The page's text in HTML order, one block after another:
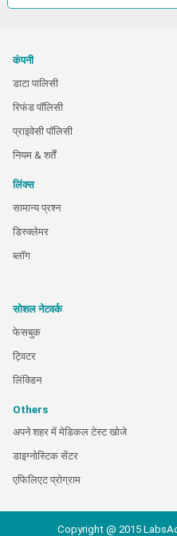
कंपनी
डाटा पालिसी
रिफंड पॉलिसी
प्राइवेसी पॉलिसी
नियम & शर्तें
लिंक्स
सामान्य प्रश्न
डिस्क्लेमर
ब्लॉग
सोशल नेटवर्क
फेसबुक
ट्विटर
लिंक्डिन
Others
अपने शहर में मेडिकल टेस्ट खोजे
डाइग्नोस्टिक सेंटर
एफिलिएट प्रोग्राम
Copyright @ 2015